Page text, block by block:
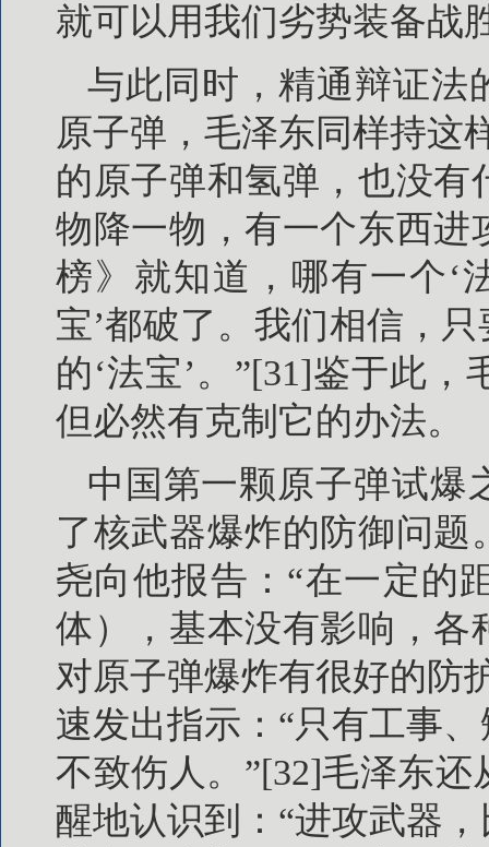
就可以用我们劣势装备战
与此同时，精通辩证法
原子弹，毛泽东同样持这
的原子弹和氢弹，也没
物降一物，有一个东西进
榜》就知道，哪有一个‘
宝’都破了。我们相信，
的‘法宝’。”[31]鉴于此
但必然有克制它的办法。
中国第一颗原子弹试爆
了核武器爆炸的防御问
尧向他报告：“在一定的
体），基本没有影响，各
对原子弹爆炸有很好的防
速发出指示：“只有工事
不致伤人。”[32]毛泽东
醒地认识到：“进攻武器